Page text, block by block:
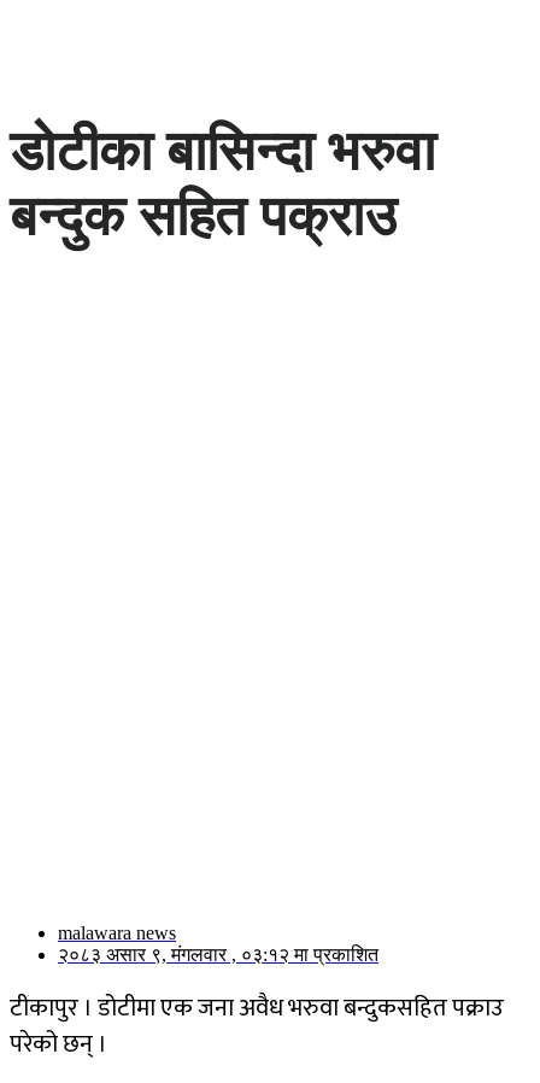
डोटीका बासिन्दा भरुवा
बन्दुक सहित पक्राउ
malawara news
२०८३ असार ९, मंगलवार , ०३:१२ मा प्रकाशित
टीकापुर । डोटीमा एक जना अवैध भरुवा बन्दुकसहित पक्राउ
परेको छन् ।